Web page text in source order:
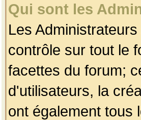
Qui sont les
Les
contrôle sur tout le
facettes du forum;
d'utilisateurs, la
ont également tous